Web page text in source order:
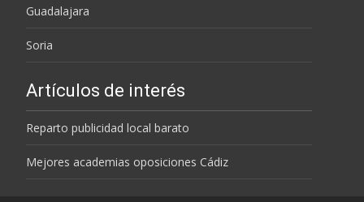
Guadalajara
Soria
Artículos de interés
Reparto publicidad local barato
Mejores academias oposiciones Cádiz